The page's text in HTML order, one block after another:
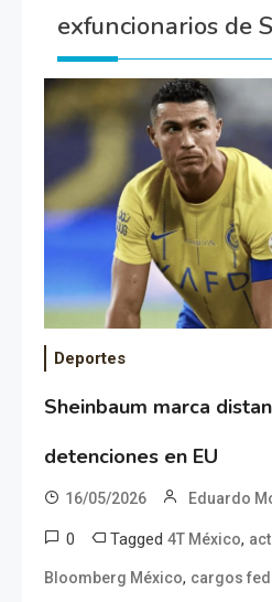
exfuncionarios de
Deportes
Sheinbaum marca
detenciones en EU
16/05/2026 Eduardo
0 Tagged 4T México,
Bloomberg México, cargos